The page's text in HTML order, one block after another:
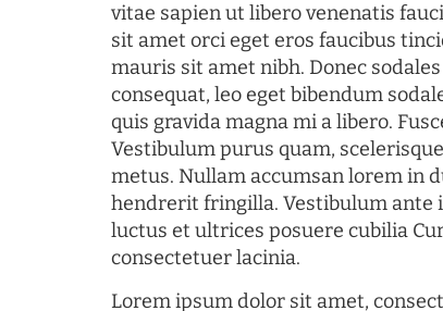
vitae sapien ut libero venenatis
sit amet orci eget eros faucibus
mauris sit amet nibh. Donec
consequat, leo eget bibendum
quis gravida magna mi a libero.
Vestibulum purus quam,
metus. Nullam accumsan lorem in
hendrerit fringilla. Vestibulum ante
luctus et ultrices posuere cubilia
consectetuer lacinia.
Lorem ipsum dolor sit amet,